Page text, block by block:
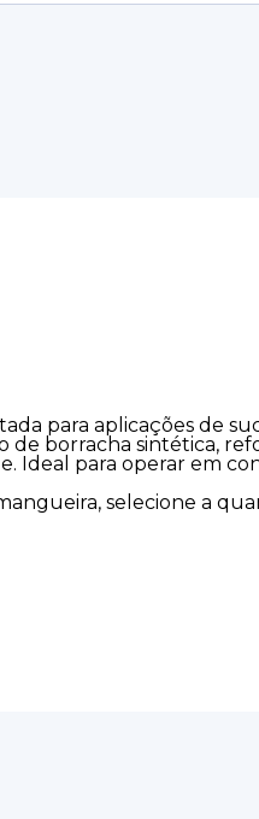
para aplicações de
borracha sintética,
Ideal para operar em
selecione a